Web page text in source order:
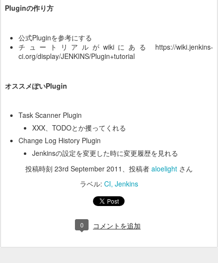
Pluginの作り方
公式Pluginを参考にする
チュートリアルがwikiにある https://wiki.jenkins-
ci.org/display/JENKINS/Plugin+tutorial
オススメぽいPlugin
Task Scanner Plugin
XXX、TODOとか攫ってくれる
Change Log History Plugin
Jenkinsの設定を変更した時に変更履歴を見れる
投稿時刻 23rd September 2011 、投稿者 aloelight さん
ラベル: CI Jenkins
0 コメントを追加